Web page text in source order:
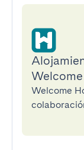
Welcome